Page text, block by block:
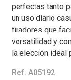
perfectas tanto
un uso diario
tiradores que
versatilidad y
la elección ideal
Ref. A05192